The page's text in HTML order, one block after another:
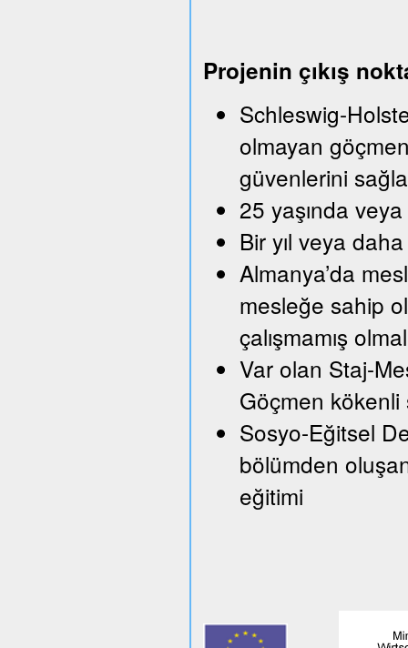
Projenin çıkış
Schleswig-
olmayan
güvenlerini
25 yaşında
Bir yıl veya
Almanya’da
mesleğe sahip
çalışmamış
Var olan Staj-
Göçmen
Sosyo-Eğitsel
bölümden
eğitimi